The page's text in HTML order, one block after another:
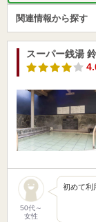
関連情報から探す
スーパー銭湯
50代～
女性
初めて利